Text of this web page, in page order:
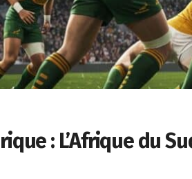
: L’Afrique du